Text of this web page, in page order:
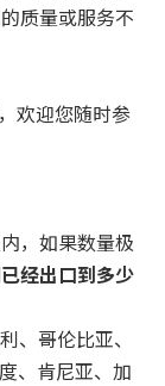
质量或服务不
欢迎您随时参
，如果数量极
经出口到多少
、哥伦比亚、
、肯尼亚、加